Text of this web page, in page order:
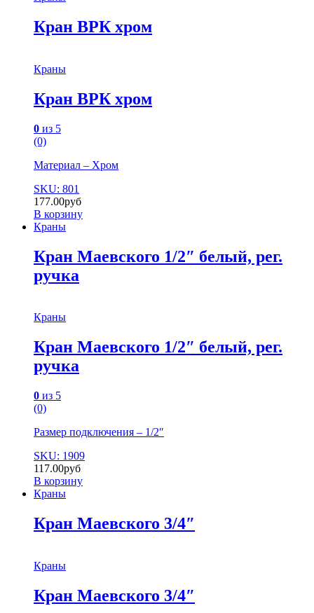
Кран ВРК хром
Краны
Кран ВРК хром
0 из 5
(0)
Материал – Хром
SKU: 801
177.00руб
В корзину
Краны
Кран Маевского 1/2″ белый, рег.
ручка
Краны
Кран Маевского 1/2″ белый, рег.
ручка
0 из 5
(0)
Размер подключения – 1/2″
SKU: 1909
117.00руб
В корзину
Краны
Кран Маевского 3/4″
Краны
Кран Маевского 3/4″